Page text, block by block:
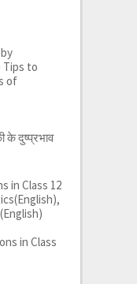
Tips to
of
के दुष्प्रभाव
in Class 12
in Class